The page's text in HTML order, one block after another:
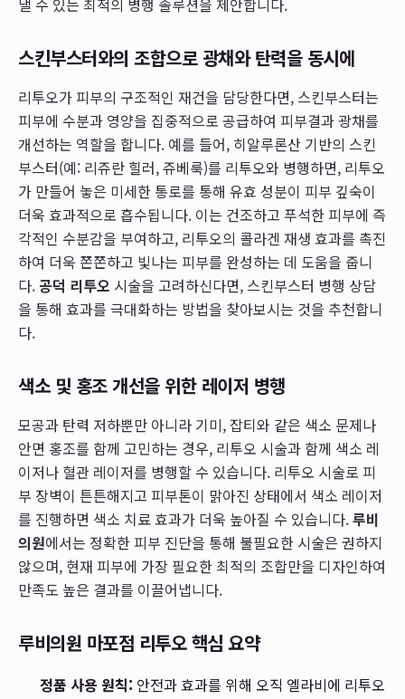
낼 수 있는 최적의 병행 솔루션을 제안합니다.
스킨부스터와의 조합으로 광채와 탄력을 동시에
리투오가 피부의 구조적인 재건을 담당한다면, 스킨부스터는
피부에 수분과 영양을 집중적으로 공급하여 피부결과 광채를
개선하는 역할을 합니다. 예를 들어, 히알루론산 기반의 스킨
부스터(예: 리쥬란 힐러, 쥬베룩)를 리투오와 병행하면, 리투오
가 만들어 놓은 미세한 통로를 통해 유효 성분이 피부 깊숙이
더욱 효과적으로 흡수됩니다. 이는 건조하고 푸석한 피부에 즉
각적인 수분감을 부여하고, 리투오의 콜라겐 재생 효과를 촉진
하여 더욱 쫀쫀하고 빛나는 피부를 완성하는 데 도움을 줍니
다. 공덕 리투오 시술을 고려하신다면, 스킨부스터 병행 상담
을 통해 효과를 극대화하는 방법을 찾아보시는 것을 추천합니
다.
색소 및 홍조 개선을 위한 레이저 병행
모공과 탄력 저하뿐만 아니라 기미, 잡티와 같은 색소 문제나
안면 홍조를 함께 고민하는 경우, 리투오 시술과 함께 색소 레
이저나 혈관 레이저를 병행할 수 있습니다. 리투오 시술로 피
부 장벽이 튼튼해지고 피부톤이 맑아진 상태에서 색소 레이저
를 진행하면 색소 치료 효과가 더욱 높아질 수 있습니다.루비
의원에서는 정확한 피부 진단을 통해 불필요한 시술은 권하지
않으며, 현재 피부에 가장 필요한 최적의 조합만을 디자인하여
만족도 높은 결과를 이끌어냅니다.
루비의원 마포점 리투오 핵심 요약
정품 사용 원칙: 안전과 효과를 위해 오직 엘라비에 리투오